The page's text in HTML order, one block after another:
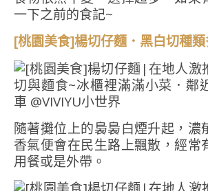
一下之前的食記~
[桃園美食]楊切仔麵．黑白切種
隨著攤位上的裊裊白煙升起，濃
香氣便會在民生路上飄散，經常
用餐或是外帶。